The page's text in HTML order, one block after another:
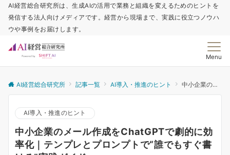
AI経営総合研究所は、生成AIの活用で業務と組織を変えるためのヒントを
発信する法人向けメディアです。経営から現場まで、実践に役立つノウハ
ウや事例をお届けします。
Menu
AI経営総合研究所 記事一覧 AI導入・推進のヒント 中小企業のメール作成をChatGPTで劇的に効率化｜テンプレとプロンプトで“誰でもすぐ書ける”実践ガイド
AI導入・推進のヒント
中小企業のメール作成をChatGPTで劇的に効
率化｜テンプレとプロンプトで“誰でもすぐ書